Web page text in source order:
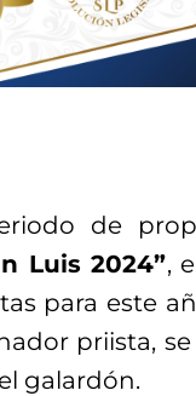
de
Luis 2024”,
para este
priista,
galardón.